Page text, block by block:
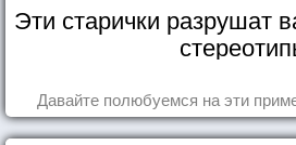
Эти старички разрушат
Давайте полюбуемся на эти